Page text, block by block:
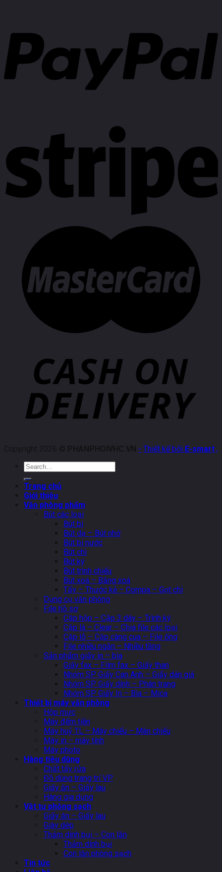
Copyright 2026 © PHANPHOIVHC.VN - Thiết kế bởi E-smart,
Search
Trang chủ
Giới thiệu
Văn phòng phẩm
Bút các loại
Bút bi
Bút dạ – Bút nhớ
Bút bi nước
Bút chì
Bút ký
Bút trình chiếu
Bút xoá – Băng xoá
Tẩy – Thước kẻ – Compa – Gọt chì
Dụng cụ văn phòng
File hồ sơ
Cặp hộp – Cặp 3 dây – Trình ký
Cặp lá – Clear – Chia file các loại
Cặp lỗ – Cặp càng cua – File ống
File nhiều ngăn – Nhiều tầng
Sản phẩm giấy in – bìa
Giấy fax – Film fax – Giấy than
Nhóm SP Giấy Can Anh – Giấy dán giá
Nhóm SP Giấy dính – Phân trang
Nhóm SP Giấy In – Bìa – Mica
Thiết bị máy văn phòng
Hộp mực
Máy đếm tiền
Máy huỷ TL – Máy chiếu – Màn chiếu
Máy in – máy tính
Máy photo
Hàng tiêu dùng
Chất tẩy rửa
Đồ dùng trang trí VP
Giấy ăn – Giấy lau
Hàng gia dụng
Vật tư phòng sạch
Giấy ăn – Giấy lau
Giày dép
Thảm dính bụi – Con lăn
Thảm dính bụi
Con lăn phòng sạch
Tin tức